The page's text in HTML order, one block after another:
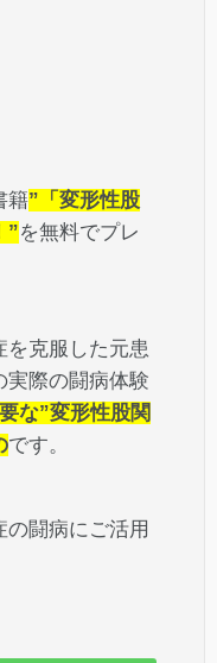
籍”「変形性股
”を無料でプレ
を克服した元患
実際の闘病体験
な”変形性股関
です。
闘病にご活用